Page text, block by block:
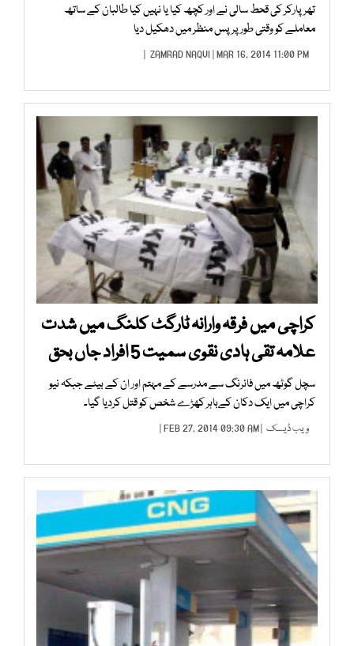
تھر پارکر کی قحط سالی نے اور کچھ کیا یا نہیں کیا طالبان کے ساتھ
معاملے کو وقتی طور پر پس منظر میں دھکیل دیا
ZAMRAD NAQVI | MAR 16, 2014 11:00 PM |
کراچی میں فرقہ وارانہ ٹارگٹ کلنگ میں شدت
علامہ تقی ہادی نقوی سمیت 5 افراد جاں بحق
سچل گوٹھ میں فائرنگ سے مدرسے کے مہتم اور ان کے بیٹے جبکہ نیو
کراچی میں ایک دکان کےباہر کھڑے شخص کو قتل کردیا گیا۔
ویب ڈیسک